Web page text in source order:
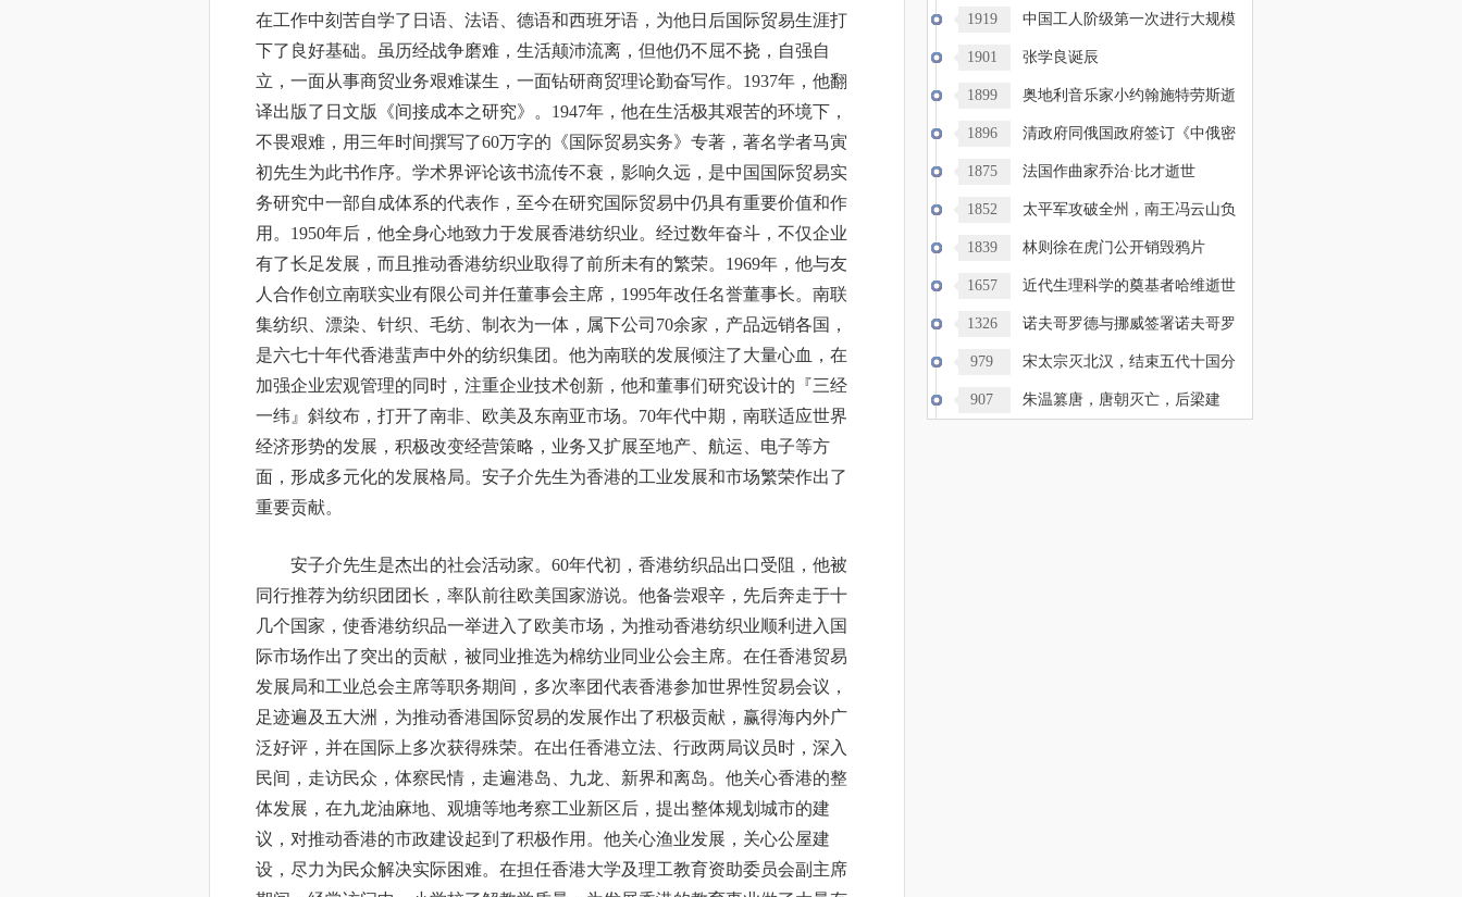
在工作中刻苦自学了日语、法语、德语和西班牙语，为他日后国际贸易生涯打
下了良好基础。虽历经战争磨难，生活颠沛流离，但他仍不屈不挠，自强自
立，一面从事商贸业务艰难谋生，一面钻研商贸理论勤奋写作。1937年，他翻
译出版了日文版《间接成本之研究》。1947年，他在生活极其艰苦的环境下，
不畏艰难，用三年时间撰写了60万字的《国际贸易实务》专著，著名学者马寅
初先生为此书作序。学术界评论该书流传不衰，影响久远，是中国国际贸易实
务研究中一部自成体系的代表作，至今在研究国际贸易中仍具有重要价值和作
用。1950年后，他全身心地致力于发展香港纺织业。经过数年奋斗，不仅企业
有了长足发展，而且推动香港纺织业取得了前所未有的繁荣。1969年，他与友
人合作创立南联实业有限公司并任董事会主席，1995年改任名誉董事长。南联
集纺织、漂染、针织、毛纺、制衣为一体，属下公司70余家，产品远销各国，
是六七十年代香港蜚声中外的纺织集团。他为南联的发展倾注了大量心血，在
加强企业宏观管理的同时，注重企业技术创新，他和董事们研究设计的『三经
一纬』斜纹布，打开了南非、欧美及东南亚市场。70年代中期，南联适应世界
经济形势的发展，积极改变经营策略，业务又扩展至地产、航运、电子等方
面，形成多元化的发展格局。安子介先生为香港的工业发展和市场繁荣作出了
重要贡献。
安子介先生是杰出的社会活动家。60年代初，香港纺织品出口受阻，他被
同行推荐为纺织团团长，率队前往欧美国家游说。他备尝艰辛，先后奔走于十
几个国家，使香港纺织品一举进入了欧美市场，为推动香港纺织业顺利进入国
际市场作出了突出的贡献，被同业推选为棉纺业同业公会主席。在任香港贸易
发展局和工业总会主席等职务期间，多次率团代表香港参加世界性贸易会议，
足迹遍及五大洲，为推动香港国际贸易的发展作出了积极贡献，赢得海内外广
泛好评，并在国际上多次获得殊荣。在出任香港立法、行政两局议员时，深入
民间，走访民众，体察民情，走遍港岛、九龙、新界和离岛。他关心香港的整
体发展，在九龙油麻地、观塘等地考察工业新区后，提出整体规划城市的建
议，对推动香港的市政建设起到了积极作用。他关心渔业发展，关心公屋建
设，尽力为民众解决实际困难。在担任香港大学及理工教育资助委员会副主席
1919 中国工人阶级第一次进行大规模
政1901 张学良诞辰
1899 奥地利音乐家小约翰施特劳斯逝
世1896 清政府同俄国政府签订《中俄密
约1875 法国作曲家乔治·比才逝世
1852 太平军攻破全州，南王冯云山负
伤1839 林则徐在虎门公开销毁鸦片
1657 近代生理科学的奠基者哈维逝世
1326 诺夫哥罗德与挪威签署诺夫哥罗
979 宋太宗灭北汉，结束五代十国分
907 朱温篡唐，唐朝灭亡，后梁建